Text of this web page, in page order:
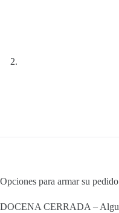
Opciones para armar su
DOCENA CERRADA –